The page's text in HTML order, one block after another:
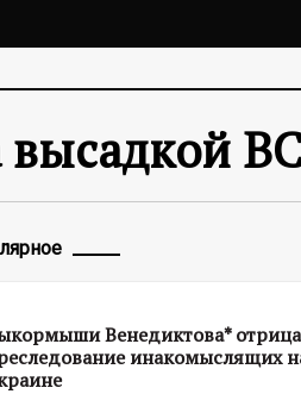
высадкой
Венедиктова*
инакомыслящих